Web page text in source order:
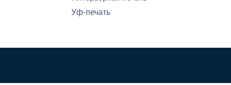
Уф-печать